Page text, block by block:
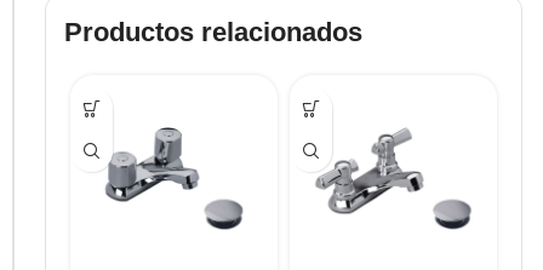
Productos relacionados